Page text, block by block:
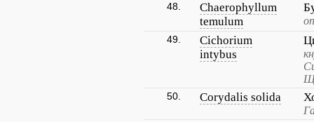
48.
Chaerophyllum
temulum
49.
Cichorium
intybus
50. Corydalis solida